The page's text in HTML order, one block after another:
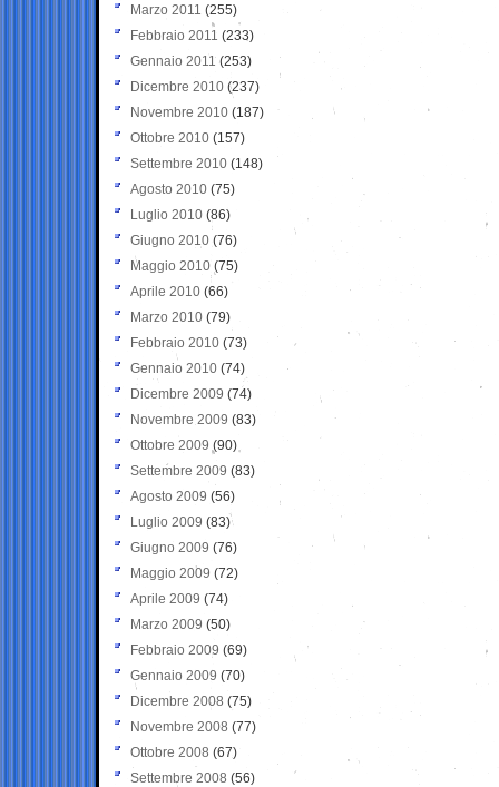
Marzo 2011 (255)
Febbraio 2011 (233)
Gennaio 2011 (253)
Dicembre 2010 (237)
Novembre 2010 (187)
Ottobre 2010 (157)
Settembre 2010 (148)
Agosto 2010 (75)
Luglio 2010 (86)
Giugno 2010 (76)
Maggio 2010 (75)
Aprile 2010 (66)
Marzo 2010 (79)
Febbraio 2010 (73)
Gennaio 2010 (74)
Dicembre 2009 (74)
Novembre 2009 (83)
Ottobre 2009 (90)
Settembre 2009 (83)
Agosto 2009 (56)
Luglio 2009 (83)
Giugno 2009 (76)
Maggio 2009 (72)
Aprile 2009 (74)
Marzo 2009 (50)
Febbraio 2009 (69)
Gennaio 2009 (70)
Dicembre 2008 (75)
Novembre 2008 (77)
Ottobre 2008 (67)
Settembre 2008 (56)